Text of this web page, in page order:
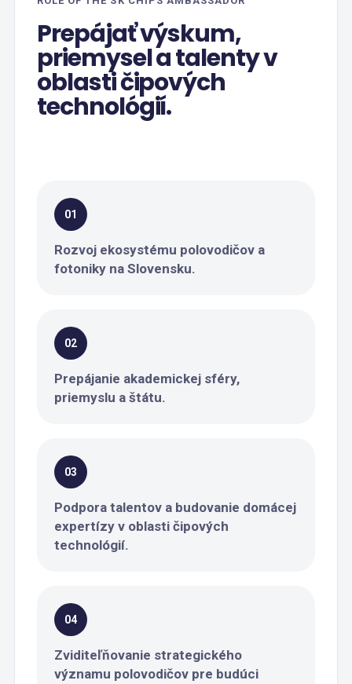
Prepájať výskum,
priemysel a talenty v
oblasti čipových
technológií.
01
Rozvoj ekosystému polovodičov a
fotoniky na Slovensku.
02
Prepájanie akademickej sféry,
priemyslu a štátu.
03
Podpora talentov a budovanie domácej
expertízy v oblasti čipových
technológií.
04
Zviditeľňovanie strategického
významu polovodičov pre budúci